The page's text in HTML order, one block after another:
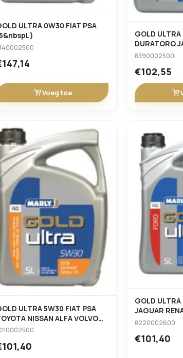
ULTRA 0W30 FIAT PSA
Voeg toe
GOLD
DURATORQ
8390002500
€102,55
ULTRA 5W30 FIAT PSA
NISSAN ALFA VOLVO
HONDA (5&nbspL)
GOLD
JAGUAR
8220002600
€101,40